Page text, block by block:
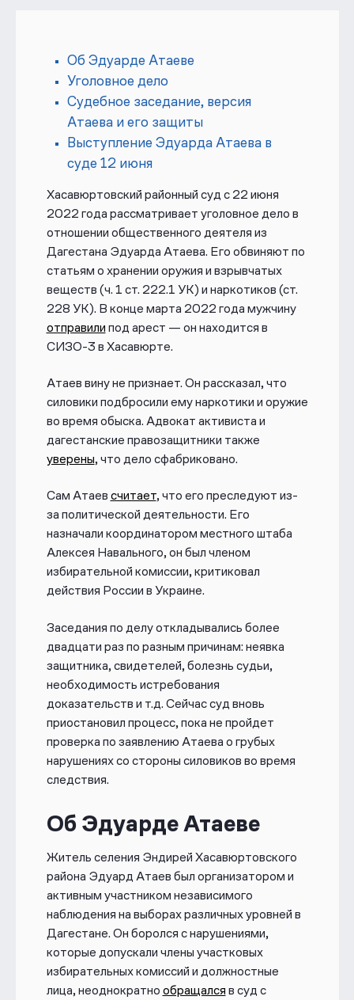
Об Эдуарде Атаеве
Уголовное дело
Судебное заседание, версия
Атаева и его защиты
Выступление Эдуарда Атаева в
суде 12 июня
Хасавюртовский районный суд с 22 июня
2022 года рассматривает уголовное дело в
отношении общественного деятеля из
Дагестана Эдуарда Атаева. Его обвиняют по
статьям о хранении оружия и взрывчатых
веществ (ч. 1 ст. 222.1 УК) и наркотиков (ст.
228 УК). В конце марта 2022 года мужчину
отправили под арест — он находится в
СИЗО-3 в Хасавюрте.
Атаев вину не признает. Он рассказал, что
силовики подбросили ему наркотики и оружие
во время обыска. Адвокат активиста и
дагестанские правозащитники также
уверены, что дело сфабриковано.
Сам Атаев считает, что его преследуют из-
за политической деятельности. Его
назначали координатором местного штаба
Алексея Навального, он был членом
избирательной комиссии, критиковал
действия России в Украине.
Заседания по делу откладывались более
двадцати раз по разным причинам: неявка
защитника, свидетелей, болезнь судьи,
необходимость истребования
доказательств и т.д. Сейчас суд вновь
приостановил процесс, пока не пройдет
проверка по заявлению Атаева о грубых
нарушениях со стороны силовиков во время
следствия.
Об Эдуарде Атаеве
Житель селения Эндирей Хасавюртовского
района Эдуард Атаев был организатором и
активным участником независимого
наблюдения на выборах различных уровней в
Дагестане. Он боролся с нарушениями,
которые допускали члены участковых
избирательных комиссий и должностные
лица, неоднократно обращался в суд с